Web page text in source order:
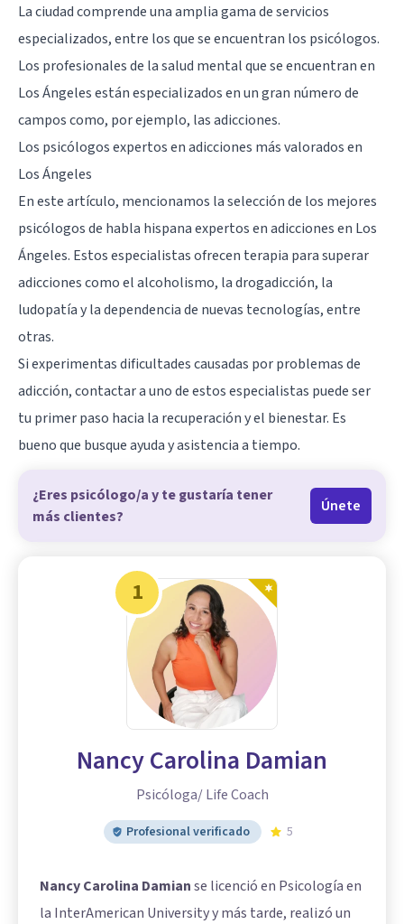
La ciudad comprende una amplia gama de servicios
especializados, entre los que se encuentran los psicólogos.
Los profesionales de la salud mental que se encuentran en
Los Ángeles están especializados en un gran número de
campos como, por ejemplo, las adicciones.
Los psicólogos expertos en adicciones más valorados en
Los Ángeles
En este artículo, mencionamos la selección de los mejores
psicólogos de habla hispana expertos en adicciones en Los
Ángeles. Estos especialistas ofrecen terapia para superar
adicciones como el alcoholismo, la drogadicción, la
ludopatía y la dependencia de nuevas tecnologías, entre
otras.
Si experimentas dificultades causadas por problemas de
adicción, contactar a uno de estos especialistas puede ser
tu primer paso hacia la recuperación y el bienestar. Es
bueno que busque ayuda y asistencia a tiempo.
¿Eres psicólogo/a y te gustaría tener
más clientes?
Únete
1
Nancy Carolina Damian
Psicóloga/ Life Coach
Profesional verificado 5
Nancy Carolina Damianse licenció en Psicología en
la InterAmerican University y más tarde, realizó un